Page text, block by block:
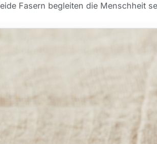
Fasern begleiten die Menschheit